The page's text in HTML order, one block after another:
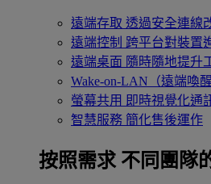
遠端存取 透過安全連線
遠端控制 跨平台對裝置
遠端桌面 隨時隨地提升
Wake-on-LAN（遠端喚醒
螢幕共用 即時視覺化通
智慧服務 簡化售後運作
按照需求 不同團隊